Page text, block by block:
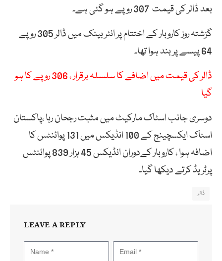
بعد ڈالر کی قیمت 307 روپے ہو گئی ہے۔
گزشتہ روز کاروبار کے اختتام پر انٹر بینک میں ڈالر 305 روپے
64 پیسے پر بند ہوا تھا۔
ڈالر کی قیمت میں اضافے کا سلسلہ برقرار ، 306 روپے کا ہو
گیا
دوسری جانب اسٹاک مارکیٹ میں مثبت رجحان رہا ،پاکستان
اسٹاک ایکسچینج کے 100 انڈیکس میں 131 پوائنٹس کا
اضافہ ہوا ، کاروبار کےدوران انڈیکس 45 ہزار 839 پوائنٹس
پرٹریڈ کرتے دیکھا گیا۔
ڈالر
LEAVE A REPLY